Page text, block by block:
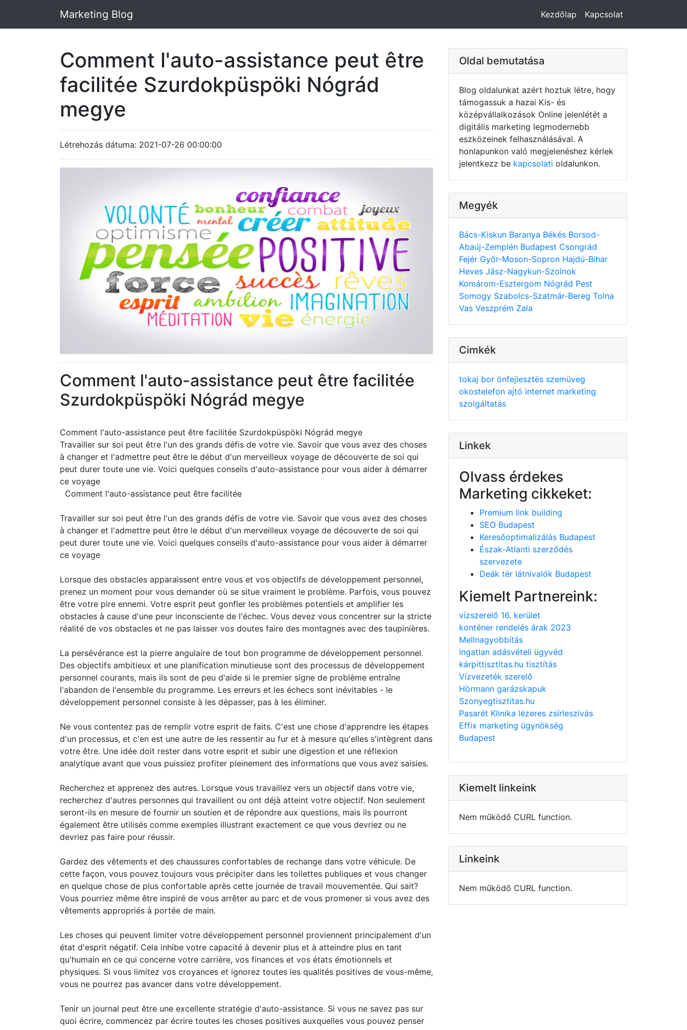
Marketing Blog Kezdőlap Kapcsolat
Comment l'auto-assistance peut être
facilitée Szurdokpüspöki Nógrád
megye
Létrehozás dátuma: 2021-07-26 00:00:00
Comment l'auto-assistance peut être facilitée
Szurdokpüspöki Nógrád megye
Comment l'auto-assistance peut être facilitée Szurdokpüspöki Nógrád megye
Travailler sur soi peut être l'un des grands défis de votre vie. Savoir que vous avez des choses
à changer et l'admettre peut être le début d'un merveilleux voyage de découverte de soi qui
peut durer toute une vie. Voici quelques conseils d'auto-assistance pour vous aider à démarrer
ce voyage
Comment l'auto-assistance peut être facilitée
Travailler sur soi peut être l'un des grands défis de votre vie. Savoir que vous avez des choses
à changer et l'admettre peut être le début d'un merveilleux voyage de découverte de soi qui
peut durer toute une vie. Voici quelques conseils d'auto-assistance pour vous aider à démarrer
ce voyage
Lorsque des obstacles apparaissent entre vous et vos objectifs de développement personnel,
prenez un moment pour vous demander où se situe vraiment le problème. Parfois, vous pouvez
être votre pire ennemi. Votre esprit peut gonfler les problèmes potentiels et amplifier les
obstacles à cause d'une peur inconsciente de l'échec. Vous devez vous concentrer sur la stricte
réalité de vos obstacles et ne pas laisser vos doutes faire des montagnes avec des taupinières.
La persévérance est la pierre angulaire de tout bon programme de développement personnel.
Des objectifs ambitieux et une planification minutieuse sont des processus de développement
personnel courants, mais ils sont de peu d'aide si le premier signe de problème entraîne
l'abandon de l'ensemble du programme. Les erreurs et les échecs sont inévitables - le
développement personnel consiste à les dépasser, pas à les éliminer.
Ne vous contentez pas de remplir votre esprit de faits. C'est une chose d'apprendre les étapes
d'un processus, et c'en est une autre de les ressentir au fur et à mesure qu'elles s'intègrent dans
votre être. Une idée doit rester dans votre esprit et subir une digestion et une réflexion
analytique avant que vous puissiez profiter pleinement des informations que vous avez saisies.
Recherchez et apprenez des autres. Lorsque vous travaillez vers un objectif dans votre vie,
recherchez d'autres personnes qui travaillent ou ont déjà atteint votre objectif. Non seulement
seront-ils en mesure de fournir un soutien et de répondre aux questions, mais ils pourront
également être utilisés comme exemples illustrant exactement ce que vous devriez ou ne
devriez pas faire pour réussir.
Gardez des vêtements et des chaussures confortables de rechange dans votre véhicule. De
cette façon, vous pouvez toujours vous précipiter dans les toilettes publiques et vous changer
en quelque chose de plus confortable après cette journée de travail mouvementée. Qui sait?
Vous pourriez même être inspiré de vous arrêter au parc et de vous promener si vous avez des
vêtements appropriés à portée de main.
Les choses qui peuvent limiter votre développement personnel proviennent principalement d'un
état d'esprit négatif. Cela inhibe votre capacité à devenir plus et à atteindre plus en tant
qu'humain en ce qui concerne votre carrière, vos finances et vos états émotionnels et
physiques. Si vous limitez vos croyances et ignorez toutes les qualités positives de vous-même,
vous ne pourrez pas avancer dans votre développement.
Tenir un journal peut être une excellente stratégie d'auto-assistance. Si vous ne savez pas sur
quoi écrire, commencez par écrire toutes les choses positives auxquelles vous pouvez penser
Oldal bemutatása
Blog oldalunkat azért hoztuk létre, hogy
támogassuk a hazai Kis- és
középvállalkozások Online jelenlétét a
digitális marketing legmodernebb
eszközeinek felhasználásával. A
honlapunkon való megjelenéshez kérlek
jelentkezz be kapcsolati oldalunkon.
Megyék
Bács-Kiskun Baranya Békés Borsod-
Abaúj-Zemplén Budapest Csongrád
Fejér Győr-Moson-Sopron Hajdú-Bihar
Heves Jász-Nagykun-Szolnok
Komárom-Esztergom Nógrád Pest
Somogy Szabolcs-Szatmár-Bereg Tolna
Vas Veszprém Zala
Cimkék
tokaj bor önfejlesztés szemüveg
okostelefon ajtó internet marketing
szolgáltatás
Linkek
Olvass érdekes
Marketing cikkeket:
Premium link building
SEO Budapest
Keresőoptimalizálás Budapest
Észak-Atlanti szerződés
szervezete
Deák tér látnivalók Budapest
Kiemelt Partnereink:
vízszerelő 16. kerület
konténer rendelés árak 2023
Mellnagyobbítás
ingatlan adásvételi ügyvéd
kárpittisztitas.hu tisztítás
Vízvezeték szerelő
Hörmann garázskapuk
Szonyegtisztitas.hu
Pasarét Klinika lézeres zsírleszívás
Effix marketing ügynökség
Budapest
Kiemelt linkeink
Nem működő CURL function.
Linkeink
Nem működő CURL function.